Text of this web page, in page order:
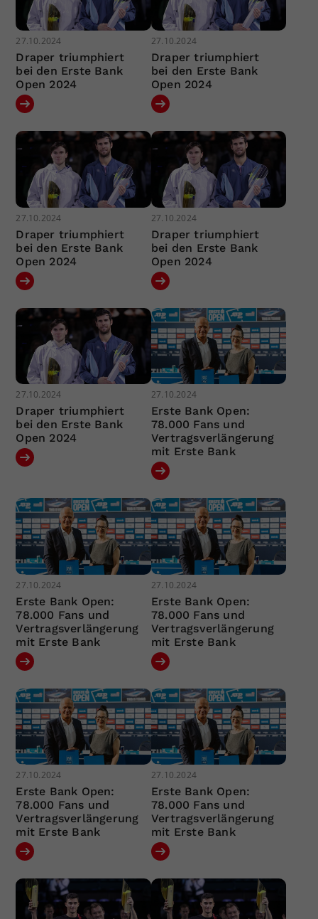
27.10.2024
Draper triumphiert
bei den Erste Bank
Open 2024
27.10.2024
Draper triumphiert
bei den Erste Bank
Open 2024
27.10.2024
Draper triumphiert
bei den Erste Bank
Open 2024
27.10.2024
Draper triumphiert
bei den Erste Bank
Open 2024
27.10.2024
Draper triumphiert
bei den Erste Bank
Open 2024
27.10.2024
Erste Bank Open:
78.000 Fans und
Vertragsverlängerung
mit Erste Bank
27.10.2024
Erste Bank Open:
78.000 Fans und
Vertragsverlängerung
mit Erste Bank
27.10.2024
Erste Bank Open:
78.000 Fans und
Vertragsverlängerung
mit Erste Bank
27.10.2024
Erste Bank Open:
78.000 Fans und
Vertragsverlängerung
mit Erste Bank
27.10.2024
Erste Bank Open:
78.000 Fans und
Vertragsverlängerung
mit Erste Bank